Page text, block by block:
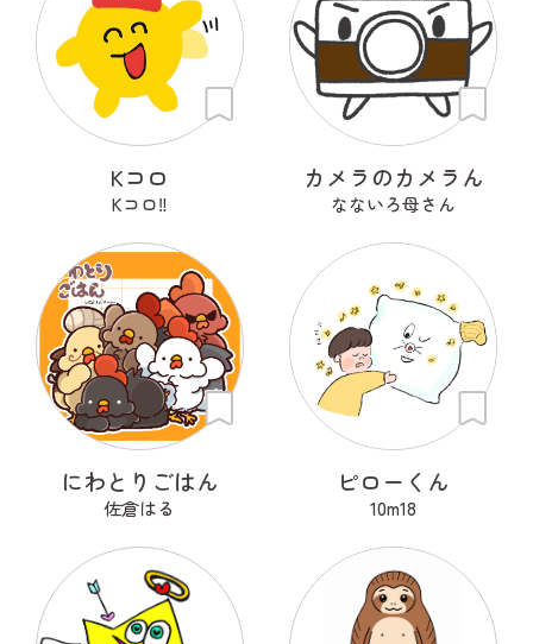
Kコロ
Kコロ‼︎
カメラのカメラん
なないろ母さん
にわとりごはん
佐倉はる
ピローくん
10m18